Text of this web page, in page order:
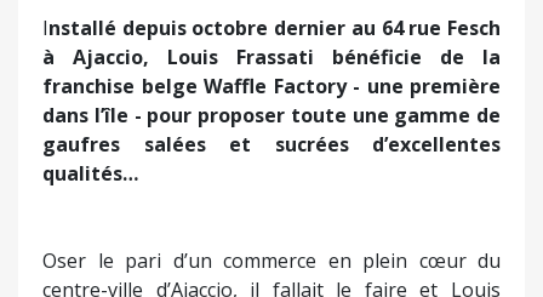
Installé depuis octobre dernier au 64 rue Fesch
à Ajaccio, Louis Frassati bénéficie de la
franchise belge Waffle Factory - une première
dans l’île - pour proposer toute une gamme de
gaufres salées et sucrées d’excellentes
qualités…
Oser le pari d’un commerce en plein cœur du
centre-ville d’Ajaccio, il fallait le faire et Louis